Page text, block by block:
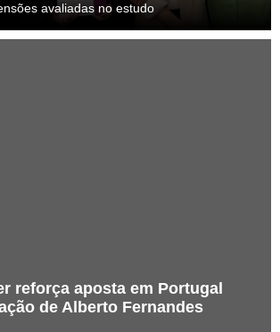
avaliadas no estudo
reforça aposta em Portugal
de Alberto Fernandes